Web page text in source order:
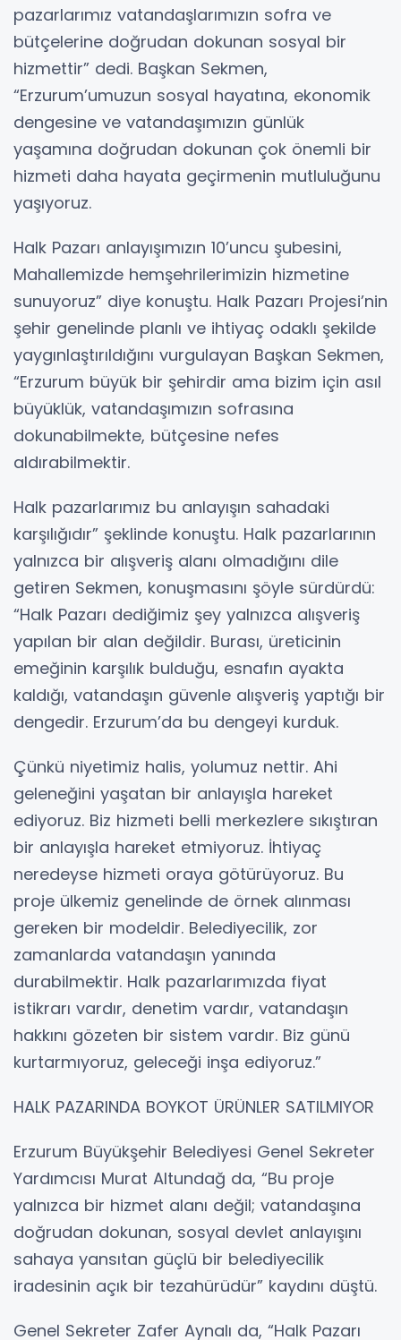
pazarlarımız vatandaşlarımızın sofra ve
bütçelerine doğrudan dokunan sosyal bir
hizmettir” dedi. Başkan Sekmen,
“Erzurum’umuzun sosyal hayatına, ekonomik
dengesine ve vatandaşımızın günlük
yaşamına doğrudan dokunan çok önemli bir
hizmeti daha hayata geçirmenin mutluluğunu
yaşıyoruz.
Halk Pazarı anlayışımızın 10’uncu şubesini,
Mahallemizde hemşehrilerimizin hizmetine
sunuyoruz” diye konuştu. Halk Pazarı Projesi’nin
şehir genelinde planlı ve ihtiyaç odaklı şekilde
yaygınlaştırıldığını vurgulayan Başkan Sekmen,
“Erzurum büyük bir şehirdir ama bizim için asıl
büyüklük, vatandaşımızın sofrasına
dokunabilmekte, bütçesine nefes
aldırabilmektir.
Halk pazarlarımız bu anlayışın sahadaki
karşılığıdır” şeklinde konuştu. Halk pazarlarının
yalnızca bir alışveriş alanı olmadığını dile
getiren Sekmen, konuşmasını şöyle sürdürdü:
“Halk Pazarı dediğimiz şey yalnızca alışveriş
yapılan bir alan değildir. Burası, üreticinin
emeğinin karşılık bulduğu, esnafın ayakta
kaldığı, vatandaşın güvenle alışveriş yaptığı bir
dengedir. Erzurum’da bu dengeyi kurduk.
Çünkü niyetimiz halis, yolumuz nettir. Ahi
geleneğini yaşatan bir anlayışla hareket
ediyoruz. Biz hizmeti belli merkezlere sıkıştıran
bir anlayışla hareket etmiyoruz. İhtiyaç
neredeyse hizmeti oraya götürüyoruz. Bu
proje ülkemiz genelinde de örnek alınması
gereken bir modeldir. Belediyecilik, zor
zamanlarda vatandaşın yanında
durabilmektir. Halk pazarlarımızda fiyat
istikrarı vardır, denetim vardır, vatandaşın
hakkını gözeten bir sistem vardır. Biz günü
kurtarmıyoruz, geleceği inşa ediyoruz.”
HALK PAZARINDA BOYKOT ÜRÜNLER SATILMIYOR
Erzurum Büyükşehir Belediyesi Genel Sekreter
Yardımcısı Murat Altundağ da, “Bu proje
yalnızca bir hizmet alanı değil; vatandaşına
doğrudan dokunan, sosyal devlet anlayışını
sahaya yansıtan güçlü bir belediyecilik
iradesinin açık bir tezahürüdür” kaydını düştü.
Genel Sekreter Zafer Aynalı da, “Halk Pazarı